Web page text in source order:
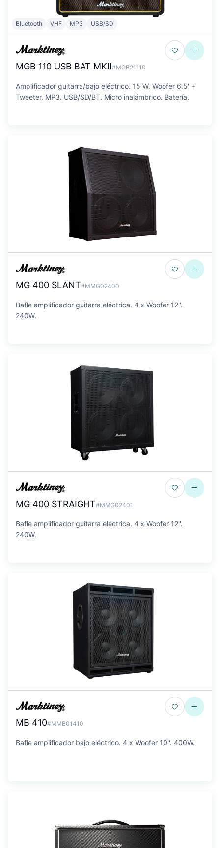
Bluetooth VHF MP3 USB/SD
MGB 110 USB BAT MKII#MGB21110
Amplificador guitarra/bajo eléctrico. 15 W. Woofer 6.5' +
Tweeter. MP3. USB/SD/BT. Micro inalámbrico. Batería.
MG 400 SLANT#MMG02400
Bafle amplificador guitarra eléctrica. 4 x Woofer 12''.
240W.
MG 400 STRAIGHT#MMG02401
Bafle amplificador guitarra eléctrica. 4 x Woofer 12''.
240W.
MB 410#MMB01410
Bafle amplificador bajo eléctrico. 4 x Woofer 10''. 400W.